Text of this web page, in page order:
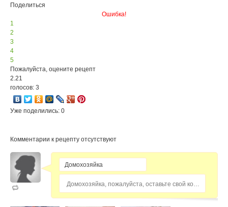
Поделиться
Ошибка!
1
2
3
4
5
Пожалуйста, оцените рецепт
2.21
голосов: 3
Уже поделились: 0
Комментарии к рецепту отсутствуют
Домохозяйка, пожалуйста, оставьте свой комментарий...